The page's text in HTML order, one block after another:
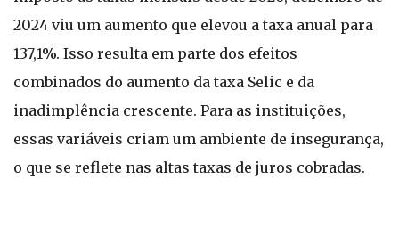
2024 viu um aumento que elevou a taxa anual para
137,1%. Isso resulta em parte dos efeitos
combinados do aumento da taxa Selic e da
inadimplência crescente. Para as instituições,
essas variáveis criam um ambiente de insegurança,
o que se reflete nas altas taxas de juros cobradas.